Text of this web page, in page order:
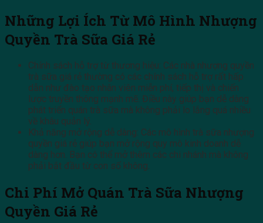
Những Lợi Ích Từ Mô Hình Nhượng
Quyền Trà Sữa Giá Rẻ
Chính sách hỗ trợ từ thương hiệu: Các nhà nhượng quyền
trà sữa giá rẻ thường có các chính sách hỗ trợ rất hấp
dẫn như đào tạo nhân viên miễn phí, tiếp thị và chiến
lược truyền thông mạnh mẽ. Điều này giúp bạn dễ dàng
phát triển quán trà sữa mà không phải lo lắng quá nhiều
về khâu quản lý.
Khả năng mở rộng dễ dàng: Các mô hình trà sữa nhượng
quyền giá rẻ giúp bạn mở rộng quy mô kinh doanh dễ
dàng hơn. Bạn có thể mở thêm các chi nhánh mà không
phải bắt đầu từ con số không.
Chi Phí Mở Quán Trà Sữa Nhượng
Quyền Giá Rẻ